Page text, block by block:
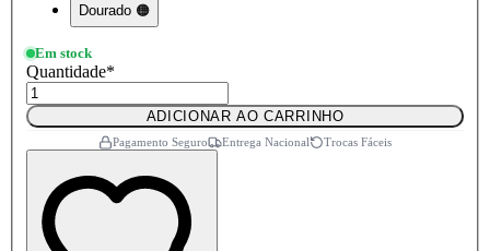
Dourado 🟠
Em stock
Quantidade*
ADICIONAR AO CARRINHO
Pagamento Seguro Entrega Nacional Trocas Fáceis